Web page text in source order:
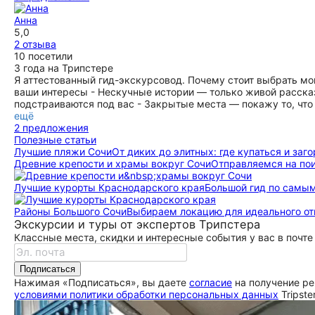
ещё
Анна
5,0
2 отзыва
10 посетили
3 года на Трипстере
Я аттестованный гид-экскурсовод. Почему стоит выбрать
ваши интересы - Нескучные истории — только живой
подстраиваются под вас - Закрытые места — покажу то,
ещё
2 предложения
Полезные статьи
Лучшие пляжи СочиОт диких до элитных: где купаться и
Древние крепости и храмы вокруг СочиОтправляемся на
Лучшие курорты Краснодарского краяБольшой гид по
Районы Большого СочиВыбираем локацию для идеального
Экскурсии и туры от экспертов Трипстера
Классные места, скидки и интересные события у вас в почте
Подписаться
Нажимая «Подписаться», вы даете согласие на получение
условиями политики обработки персональных данных